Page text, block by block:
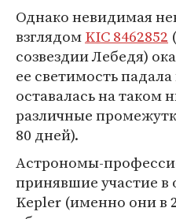
Однако невидимая
взглядомKIC 8462852
созвездии Лебедя)
ее светимость
оставалась на таком
различные
80 дней).
Астрономы-
принявшие участие в
Kepler (именно они в